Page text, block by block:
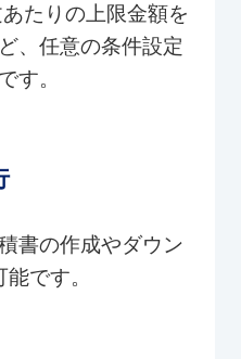
たりの上限金額を
、任意の条件設定
す。
書の作成やダウン
です。